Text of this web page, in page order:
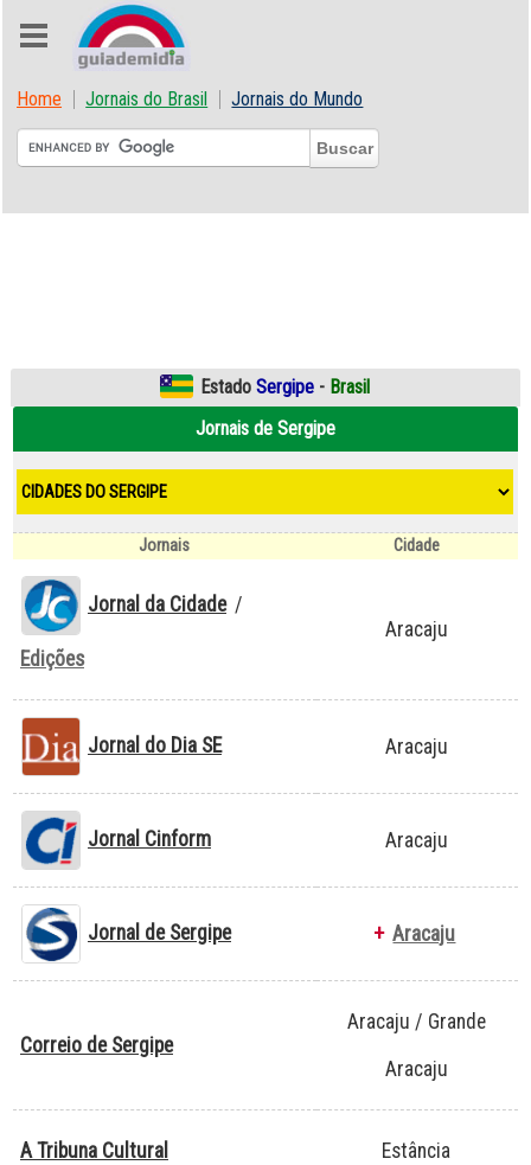
Home Jornais do Brasil Jornais do Mundo
EstadoSergipe - Brasil
Jornais de Sergipe
Jornais Cidade
Jornal da Cidade /
Edições
Aracaju
Jornal do Dia SE Aracaju
Jornal Cinform Aracaju
Jornal de Sergipe + Aracaju
Correio de Sergipe
Aracaju / Grande
Aracaju
A Tribuna Cultural Estância